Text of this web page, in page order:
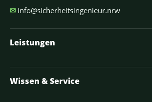
✉ info@sicherheitsingenieur.nrw
Leistungen
Wissen & Service